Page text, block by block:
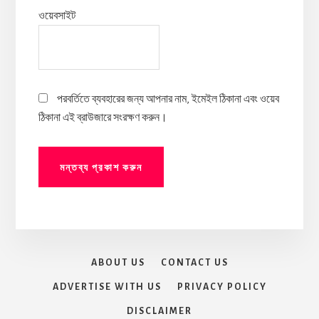
ওয়েবসাইট
পরবর্তিতে ব্যবহারের জন্য আপনার নাম, ইমেইল ঠিকানা এবং ওয়েব
ঠিকানা এই ব্রাউজারে সংরক্ষণ করুন।
ABOUT US CONTACT US
ADVERTISE WITH US PRIVACY POLICY
DISCLAIMER